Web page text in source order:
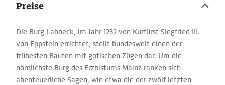
Preise
Die Burg Lahneck, im Jahr 1232 von Kurfürst Siegfried III.
von Eppstein errichtet, stellt bundesweit einen der
frühesten Bauten mit gotischen Zügen dar. Um die
nördlichste Burg des Erzbistums Mainz ranken sich
abenteuerliche Sagen, wie etwa die der zwölf letzten